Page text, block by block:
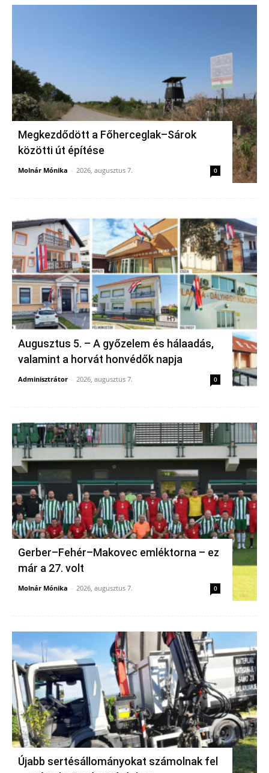
Megkezdődött a Főherceglak–Sárok
közötti út építése
Molnár Mónika - 2026, augusztus 7. 0
Augusztus 5. – A győzelem és hálaadás,
valamint a horvát honvédők napja
Adminisztrátor - 2026, augusztus 7. 0
Gerber–Fehér–Makovec emléktorna – ez
már a 27. volt
Molnár Mónika - 2026, augusztus 7. 0
Újabb sertésállományokat számolnak fel